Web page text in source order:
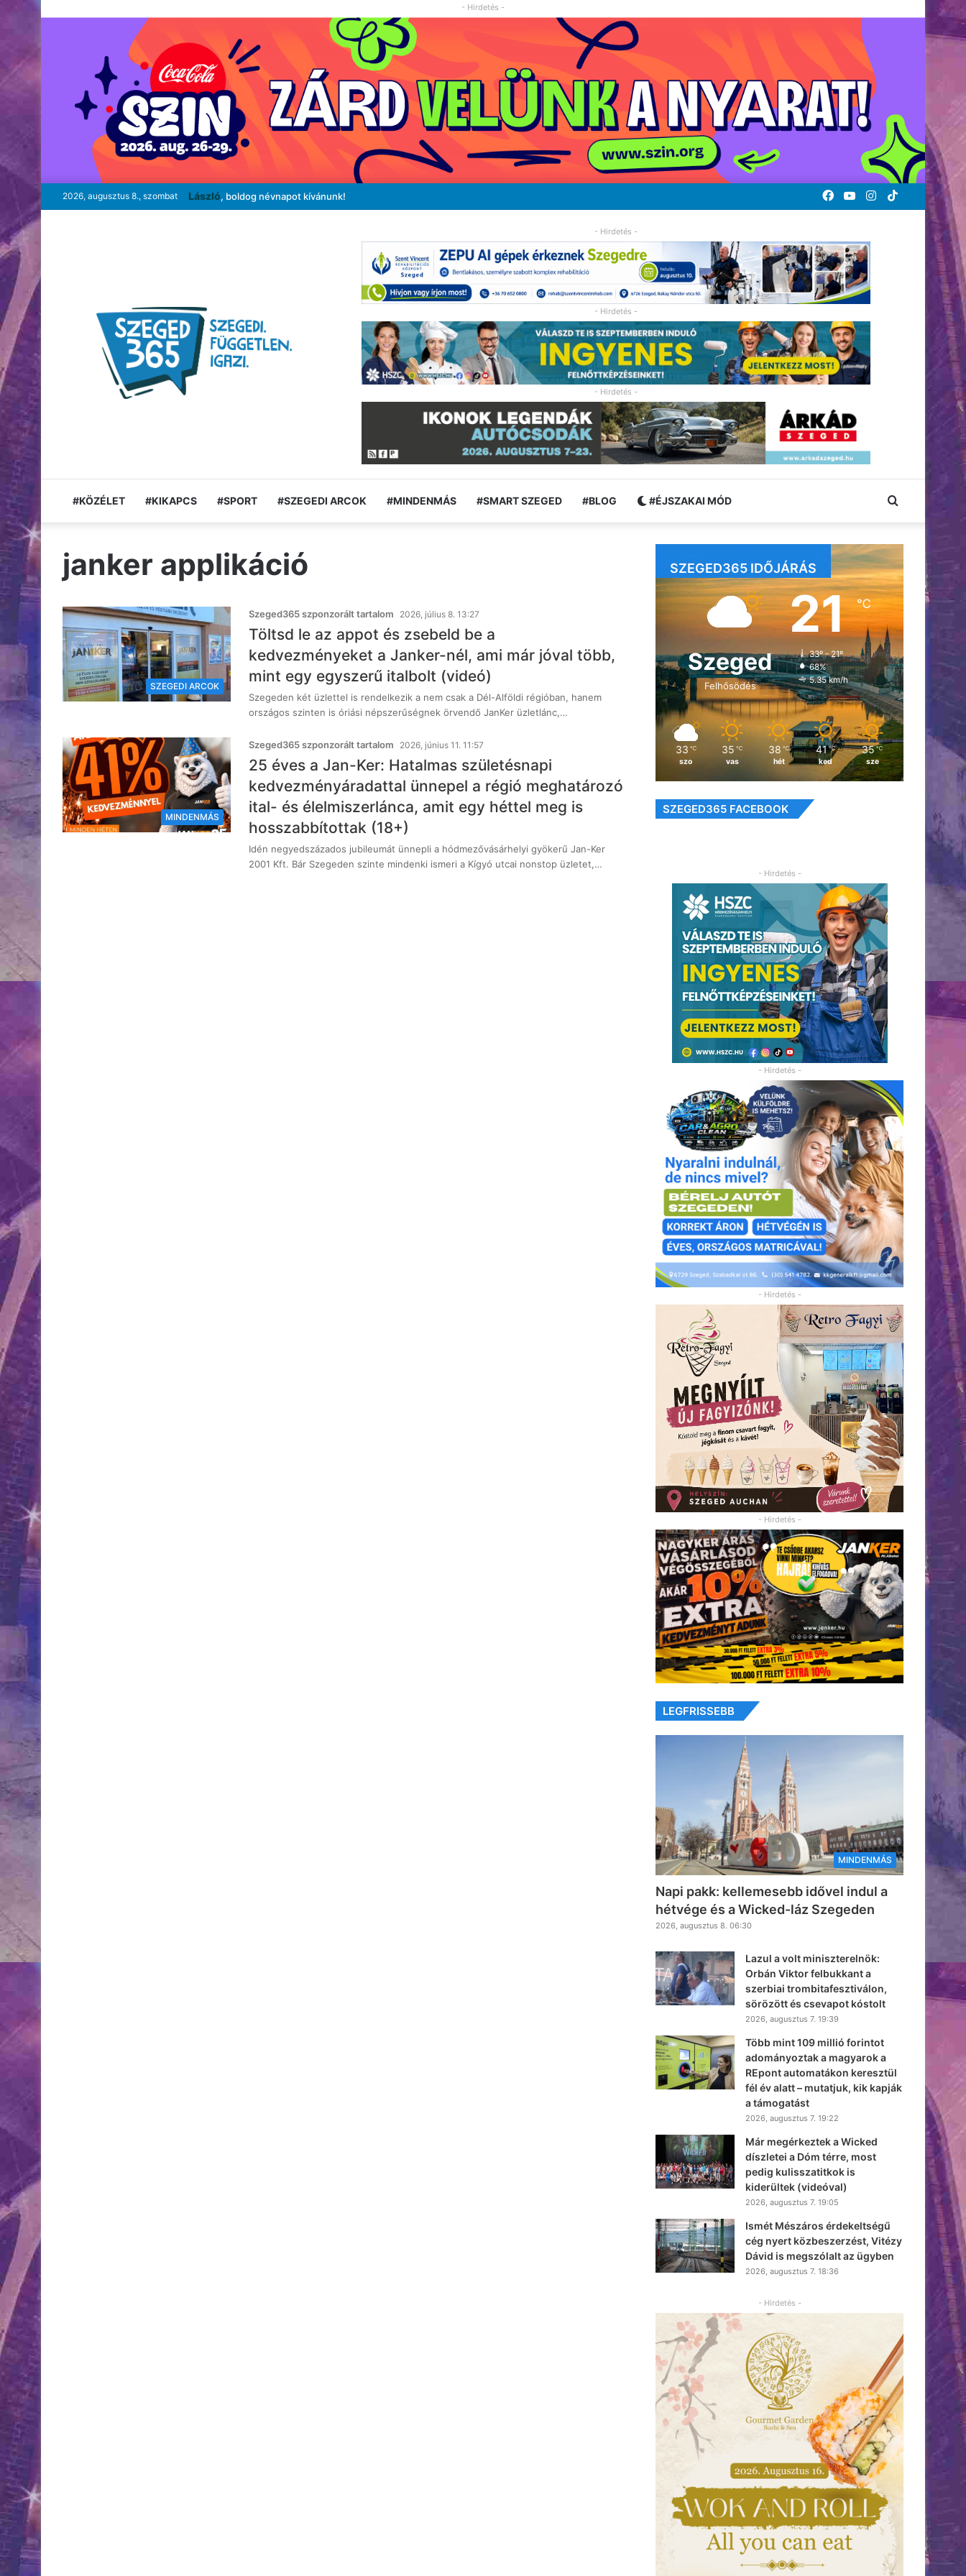
- Hirdetés -
2026, augusztus 8., szombat László, boldog névnapot kívánunk! TikTok
Instagram
YouTube
Facebook
- Hirdetés -
- Hirdetés -
- Hirdetés -
#KÖZÉLET #KIKAPCS #SPORT #SZEGEDI ARCOK #MINDENMÁS #SMART SZEGED #BLOG #ÉJSZAKAI MÓD Keresés:
janker applikáció
SZEGEDI ARCOK
Szeged365 szponzorált tartalom 2026, július 8. 13:27
Töltsd le az appot és zsebeld be a
kedvezményeket a Janker-nél, ami már jóval több,
mint egy egyszerű italbolt (videó)
Szegeden két üzlettel is rendelkezik a nem csak a Dél-Alföldi régióban, hanem
országos szinten is óriási népszerűségnek örvendő JanKer üzletlánc,…
MINDENMÁS
Szeged365 szponzorált tartalom 2026, június 11. 11:57
25 éves a Jan-Ker: Hatalmas születésnapi
kedvezményáradattal ünnepel a régió meghatározó
ital- és élelmiszerlánca, amit egy héttel meg is
hosszabbítottak (18+)
Idén negyedszázados jubileumát ünnepli a hódmezővásárhelyi gyökerű Jan-Ker
2001 Kft. Bár Szegeden szinte mindenki ismeri a Kígyó utcai nonstop üzletet,…
SZEGED365 IDŐJÁRÁS
Szeged
Felhősödés
21℃
33º - 21º
68%
5.35 km/h
33 ℃
szo
35 ℃
vas
38 ℃
hét
41 ℃
ked
35 ℃
sze
SZEGED365 FACEBOOK
- Hirdetés -
- Hirdetés -
- Hirdetés -
- Hirdetés -
LEGFRISSEBB
MINDENMÁS
Napi pakk: kellemesebb idővel indul a
hétvége és a Wicked-láz Szegeden
2026, augusztus 8. 06:30
Lazul a volt miniszterelnök:
Orbán Viktor felbukkant a
szerbiai trombitafesztiválon,
sörözött és csevapot kóstolt
2026, augusztus 7. 19:39
Több mint 109 millió forintot
adományoztak a magyarok a
REpont automatákon keresztül
fél év alatt – mutatjuk, kik kapják
a támogatást
2026, augusztus 7. 19:22
Már megérkeztek a Wicked
díszletei a Dóm térre, most
pedig kulisszatitkok is
kiderültek (videóval)
2026, augusztus 7. 19:05
Ismét Mészáros érdekeltségű
cég nyert közbeszerzést, Vitézy
Dávid is megszólalt az ügyben
2026, augusztus 7. 18:36
- Hirdetés -